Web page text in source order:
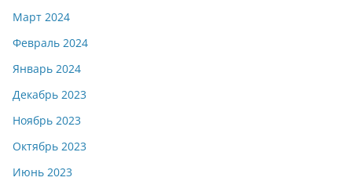
Март 2024
Февраль 2024
Январь 2024
Декабрь 2023
Ноябрь 2023
Октябрь 2023
Июнь 2023